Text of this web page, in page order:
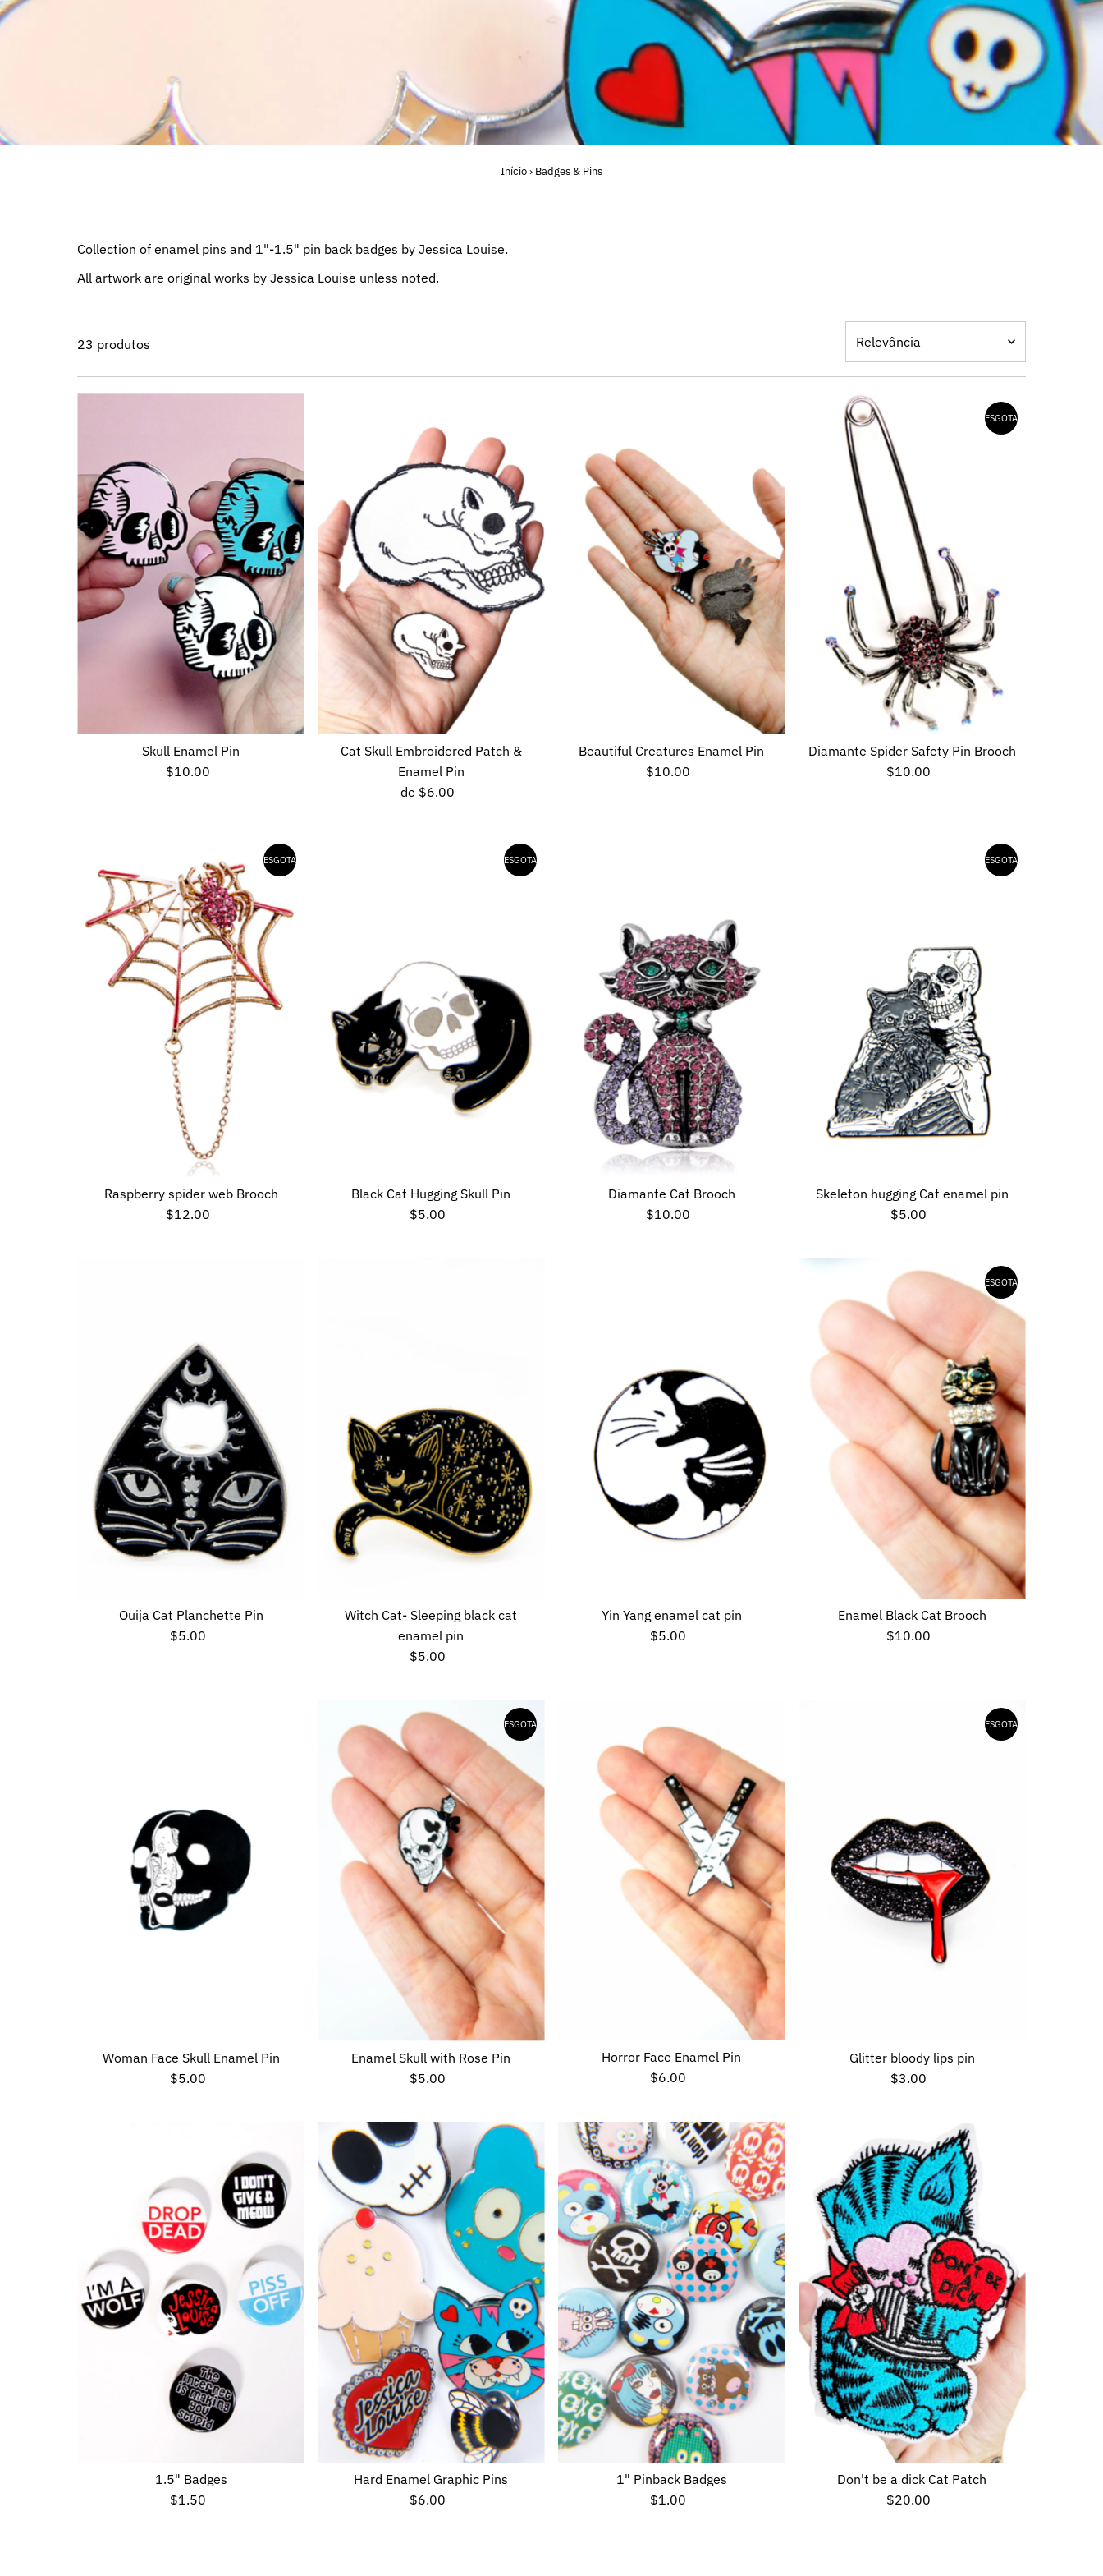
Início› Badges & Pins
Collection of enamel pins and 1"-1.5" pin back badges by Jessica Louise.
All artwork are original works by Jessica Louise unless noted.
23 produtos
Em destaque
Mais relevantes
Mais vendidos
Ordem alfabética, A–Z
Ordem alfabética, Z–A
Preço, ordem crescente
Preço, ordem decrescente
Data, mais antiga primeiro
Data, mais recente
primeiro
Skull Enamel Pin
Preço
$10.00
Cat Skull Embroidered Patch &
Enamel Pin
Preço
de $6.00
Beautiful Creatures Enamel Pin
Preço
$10.00
ESGOTADO
Diamante Spider Safety Pin Brooch
Preço
$10.00
ESGOTADO
Raspberry spider web Brooch
Preço
$12.00
ESGOTADO
Black Cat Hugging Skull Pin
Preço
$5.00
Diamante Cat Brooch
Preço
$10.00
ESGOTADO
Skeleton hugging Cat enamel pin
Preço
$5.00
Ouija Cat Planchette Pin
Preço
$5.00
Witch Cat- Sleeping black cat
enamel pin
Preço
$5.00
Yin Yang enamel cat pin
Preço
$5.00
ESGOTADO
Enamel Black Cat Brooch
Preço
$10.00
Woman Face Skull Enamel Pin
Preço
$5.00
ESGOTADO
Enamel Skull with Rose Pin
Preço
$5.00
Horror Face Enamel Pin
Preço
$6.00
ESGOTADO
Glitter bloody lips pin
Preço
$3.00
1.5" Badges
Preço
$1.50
Hard Enamel Graphic Pins
Preço
$6.00
1" Pinback Badges
Preço
$1.00
Don't be a dick Cat Patch
Preço
$20.00